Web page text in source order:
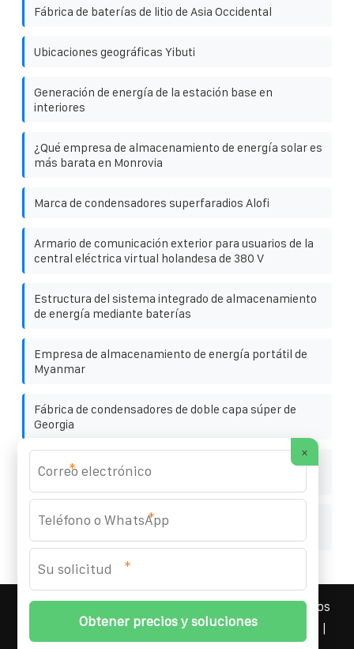
Fábrica de baterías de litio de Asia Occidental
Ubicaciones geográficas Yibuti
Generación de energía de la estación base en
interiores
¿Qué empresa de almacenamiento de energía solar es
más barata en Monrovia
Marca de condensadores superfaradios Alofi
Armario de comunicación exterior para usuarios de la
central eléctrica virtual holandesa de 380 V
Estructura del sistema integrado de almacenamiento
de energía mediante baterías
Empresa de almacenamiento de energía portátil de
Myanmar
Fábrica de condensadores de doble capa súper de
Georgia
Productos de almacenamiento de energía doméstica
de 30 kWh
Diagrama de dimensiones de paneles fotovoltaicos en
YOUFOTO INDUSTRIAL SOLAR
2026 Todos los
derechos reservados. | Teléfono:+34 91 527 43 18
×
*
*
*